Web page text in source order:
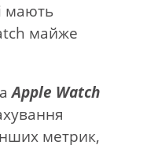
мають
майже
Apple Watch
метрик,